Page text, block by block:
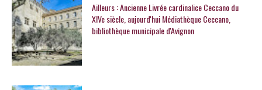
Ailleurs : Ancienne Livrée cardinalice Ceccano du
XIVe siècle, aujourd'hui Médiathèque Ceccano,
bibliothèque municipale d'Avignon